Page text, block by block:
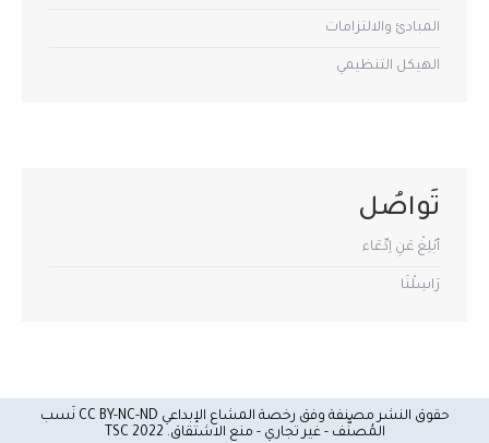
المبادئ والالتزامات
الهيكل التنظيمي
تَواصُل
أبْلِغْ عَنِ اِدِّعَاء
رَاسِلْنَا
حقوق النشر مصنفة وفق رخصة المشاع الإبداعي CC BY-NC-ND نَسب
المُصنَّف - غير تجاري - منع الاشتقاق. 2022 TSC